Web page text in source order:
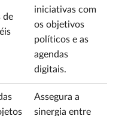
de
iniciativas com
os objetivos
políticos e as
agendas
digitais.
Assegura a
sinergia entre